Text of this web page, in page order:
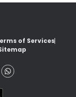
of Services